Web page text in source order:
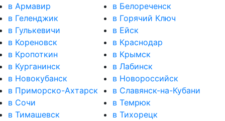
в Армавир
в Белореченск
в Геленджик
в Горячий Ключ
в Гулькевичи
в Ейск
в Кореновск
в Краснодар
в Кропоткин
в Крымск
в Курганинск
в Лабинск
в Новокубанск
в Новороссийск
в Приморско-Ахтарск
в Славянск-на-Кубани
в Сочи
в Темрюк
в Тимашевск
в Тихорецк